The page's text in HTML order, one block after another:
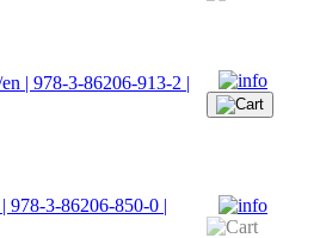
| 978-3-86206-913-2 |
978-3-86206-850-0 |